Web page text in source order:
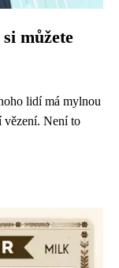
můžete
lidí má mylnou
vězení. Není to